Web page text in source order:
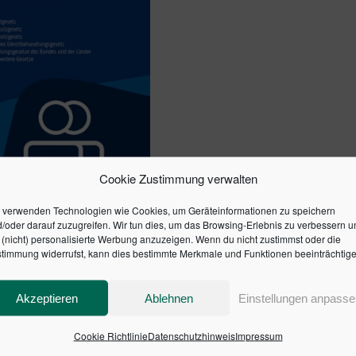
Cookie Zustimmung verwalten
verwenden Technologien wie Cookies, um Geräteinformationen zu speichern
oder darauf zuzugreifen. Wir tun dies, um das Browsing-Erlebnis zu verbessern
personalisierte Werbung anzuzeigen. Wenn du nicht zustimmst oder die
widerrufst, kann dies bestimmte Merkmale und Funktionen
Akzeptieren Ablehnen Einstellungen
Cookie RichtlinieDatenschutzhinweisImpressum
FÜR DEN
DIENST
Warenkorb